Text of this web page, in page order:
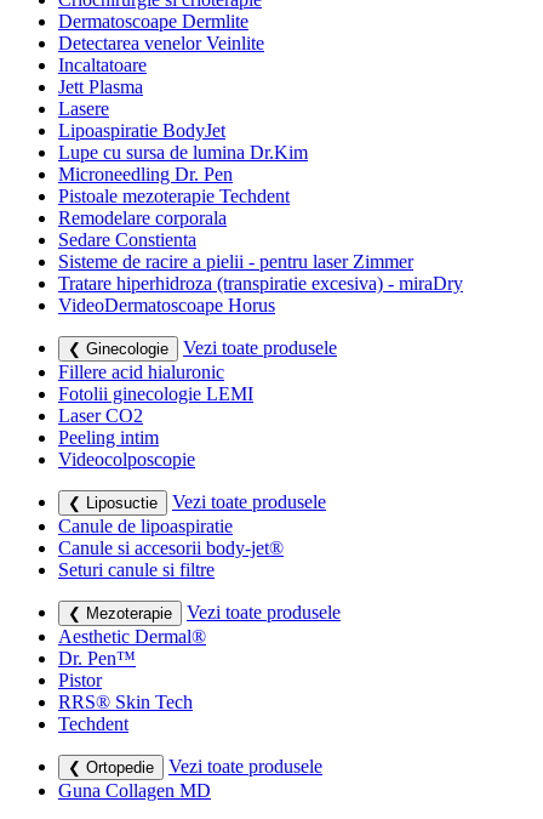
Dermatoscoape Dermlite
Detectarea venelor Veinlite
Incaltatoare
Jett Plasma
Lasere
Lipoaspiratie BodyJet
Lupe cu sursa de lumina Dr.Kim
Microneedling Dr. Pen
Pistoale mezoterapie Techdent
Remodelare corporala
Sedare Constienta
Sisteme de racire a pielii - pentru laser Zimmer
Tratare hiperhidroza (transpiratie excesiva) - miraDry
VideoDermatoscoape Horus
❮ Ginecologie
Vezi toate produsele
Fillere acid hialuronic
Fotolii ginecologie LEMI
Laser CO2
Peeling intim
Videocolposcopie
❮ Liposuctie
Vezi toate produsele
Canule de lipoaspiratie
Canule si accesorii body-jet®
Seturi canule si filtre
❮ Mezoterapie
Vezi toate produsele
Aesthetic Dermal®
Dr. Pen™
Pistor
RRS® Skin Tech
Techdent
❮ Ortopedie
Vezi toate produsele
Guna Collagen MD